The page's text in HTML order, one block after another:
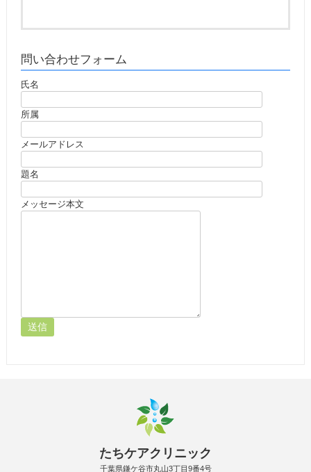
問い合わせフォーム
氏名
所属
メールアドレス
題名
メッセージ本文
たちケアクリニック
千葉県鎌ケ谷市丸山3丁目9番4号